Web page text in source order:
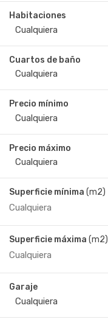
Habitaciones
Cuartos de baño
Precio mínimo
Precio máximo
Superficie mínima (m2)
Superficie máxima (m2)
Garaje